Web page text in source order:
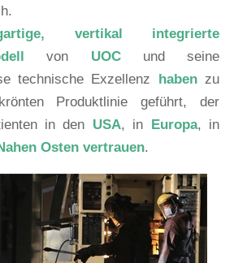
vertikal integrierte
von UOCund seine
technische Exzellenz
habenzu
Produktlinie geführt, der
in den USA, in Europa, in
Osten vertrauen.